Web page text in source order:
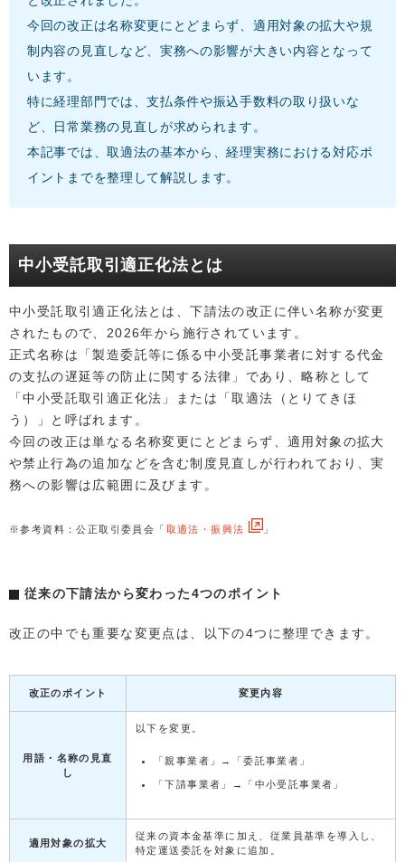
今回の改正は名称変更にとどまらず、適用対象の拡大や規
制内容の見直しなど、実務への影響が大きい内容となって
います。
特に経理部門では、支払条件や振込手数料の取り扱いな
ど、日常業務の見直しが求められます。
本記事では、取適法の基本から、経理実務における対応ポ
イントまでを整理して解説します。
中小受託取引適正化法とは
中小受託取引適正化法とは、下請法の改正に伴い名称が変更
されたもので、2026年から施行されています。
正式名称は「製造委託等に係る中小受託事業者に対する代金
の支払の遅延等の防止に関する法律」であり、略称として
「中小受託取引適正化法」または「取適法（とりてきほ
う）」と呼ばれます。
今回の改正は単なる名称変更にとどまらず、適用対象の拡大
や禁止行為の追加などを含む制度見直しが行われており、実
務への影響は広範囲に及びます。
※参考資料：公正取引委員会「 取適法・振興法 」
従来の下請法から変わった4つのポイント
改正の中でも重要な変更点は、以下の4つに整理できます。
改正のポイント 変更内容
用語・名称の見直
し
以下を変更。
「親事業者」→「委託事業者」
「下請事業者」→「中小受託事業者」
適用対象の拡大
従来の資本金基準に加え、従業員基準を導入し、
特定運送委託を対象に追加。